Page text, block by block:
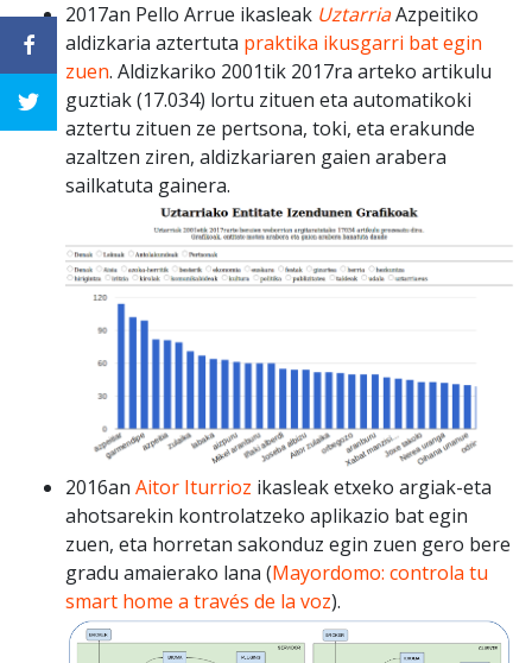
2017an Pello Arrue ikasleak UztarriaAzpeitiko
aldizkaria aztertuta praktika ikusgarri bat egin
zuen. Aldizkariko 2001tik 2017ra arteko artikulu
guztiak (17.034) lortu zituen eta automatikoki
aztertu zituen ze pertsona, toki, eta erakunde
azaltzen ziren, aldizkariaren gaien arabera
sailkatuta gainera.
2016an Aitor Iturrioz ikasleak etxeko argiak-eta
ahotsarekin kontrolatzeko aplikazio bat egin
zuen, eta horretan sakonduz egin zuen gero bere
gradu amaierako lana (Mayordomo: controla tu
smart home a través de la voz).